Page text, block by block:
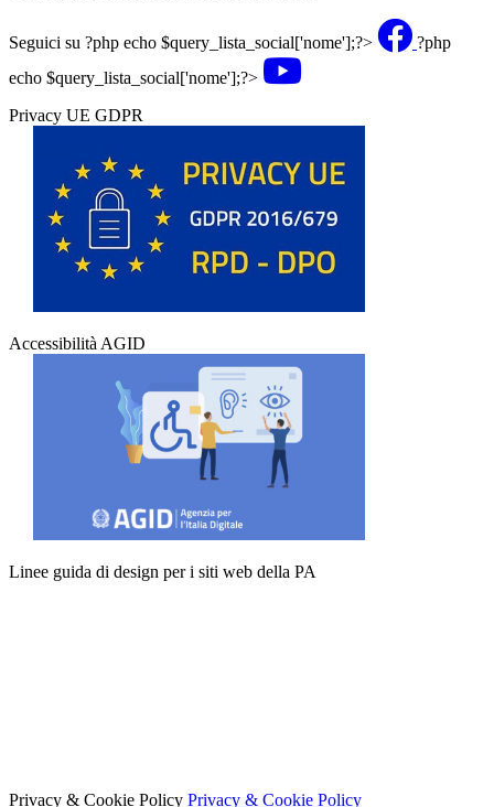
Seguici su ?php echo $query_lista_social['nome'];?>
?php
echo $query_lista_social['nome'];?>
Privacy UE GDPR
Accessibilità AGID
Linee guida di design per i siti web della PA
Privacy & Cookie Policy Privacy & Cookie Policy